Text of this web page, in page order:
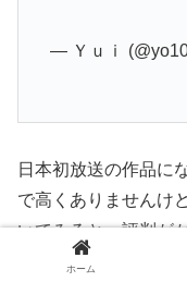
— Ｙｕｉ
日本初放送の作品に
で高くありませんけ
いてみると、評判が
アが始まったら、注
ホーム